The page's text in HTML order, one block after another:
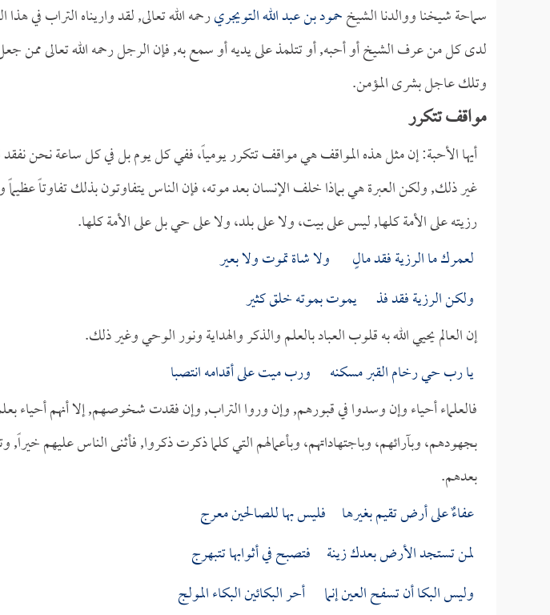
سماحة شيخنا ووالدنا الشيخحمود بن عبد الله التويجريرحمه الله تعالى, لقد واريناه التراب في
لدى كل من عرف الشيخ أو أحبه, أو تتلمذ على يديه أو سمع به, فإن الرجل رحمه الله تعالى ممن
وتلك عاجل بشرى المؤمن.
مواقف تتكرر
أيها الأحبة: إن مثل هذه المواقف هي مواقف تتكرر يومياً، ففي كل يوم بل في كل ساعة نحن نفقد
غير ذلك, ولكن العبرة هي بماذا خلف الإنسان بعد موته، فإن الناس يتفاوتون بذلك تفاوتاً
رزيته على الأمة كلها, ليس على بيت، ولا على بلد، ولا على حي بل على الأمة كلها.
لعمرك ما الرزية فقد مالٍ ولا شاة تموت ولا بعير
ولكن الرزية فقد فذ يموت بموته خلق كثير
إن العالم يحيي الله به قلوب العباد بالعلم والذكر والهداية ونور الوحي وغير ذلك.
يا رب حي رخام القبر مسكنه ورب ميت على أقدامه انتصبا
فالعلماء أحياء وإن وسدوا في قبورهم, وإن وروا التراب, وإن فقدت شخوصهم, إلا أنهم أحياء
بجهودهم، وبآرائهم، وباجتهاداتهم، وبأعمالهم التي كلما ذكرت ذكروا, فأثنى الناس عليهم خيراً,
بعدهم.
عفاءٌ على أرض تقيم بغيرها فليس بها للصالحين معرج
لمن تستجد الأرض بعدك زينة فتصبح في أثوابها تتبهرج
وليس البكا أن تسفح العين إنما أحر البكائين البكاء المولج